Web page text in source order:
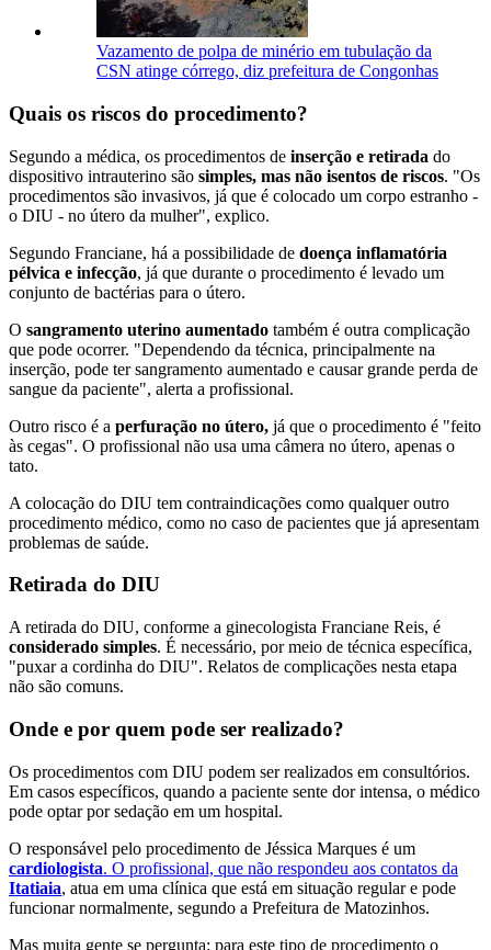
Vazamento de polpa de minério em tubulação da
CSN atinge córrego, diz prefeitura de Congonhas
Quais os riscos do procedimento?
Segundo a médica, os procedimentos de inserção e retirada do
dispositivo intrauterino são simples, mas não isentos de riscos. "Os
procedimentos são invasivos, já que é colocado um corpo estranho -
o DIU - no útero da mulher", explico.
Segundo Franciane, há a possibilidade de doença inflamatória
pélvica e infecção, já que durante o procedimento é levado um
conjunto de bactérias para o útero.
O sangramento uterino aumentado também é outra complicação
que pode ocorrer. "Dependendo da técnica, principalmente na
inserção, pode ter sangramento aumentado e causar grande perda de
sangue da paciente", alerta a profissional.
Outro risco é a perfuração no útero, já que o procedimento é "feito
às cegas". O profissional não usa uma câmera no útero, apenas o
tato.
A colocação do DIU tem contraindicações como qualquer outro
procedimento médico, como no caso de pacientes que já apresentam
problemas de saúde.
Retirada do DIU
A retirada do DIU, conforme a ginecologista Franciane Reis, é
considerado simples. É necessário, por meio de técnica específica,
"puxar a cordinha do DIU". Relatos de complicações nesta etapa
não são comuns.
Onde e por quem pode ser realizado?
Os procedimentos com DIU podem ser realizados em consultórios.
Em casos específicos, quando a paciente sente dor intensa, o médico
pode optar por sedação em um hospital.
O responsável pelo procedimento de Jéssica Marques é um
cardiologista. O profissional, que não respondeu aos contatos da
Itatiaia, atua em uma clínica que está em situação regular e pode
funcionar normalmente, segundo a Prefeitura de Matozinhos.
Mas muita gente se pergunta: para este tipo de procedimento o